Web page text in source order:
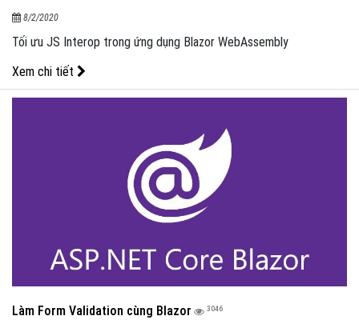
8/2/2020
Tối ưu JS Interop trong ứng dụng Blazor WebAssembly
Xem chi tiết
Làm Form Validation cùng Blazor 3046
Like Fanpage Để Ủng Hộ Chúng Tôi Duy Trì Website